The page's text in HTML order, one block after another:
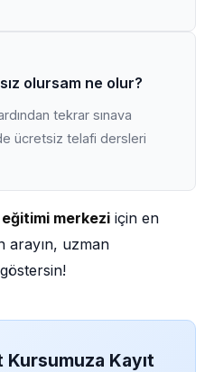
olursam ne olur?
tekrar sınava
ücretsiz telafi dersleri
merkezi için en
arayın, uzman
Kayıt